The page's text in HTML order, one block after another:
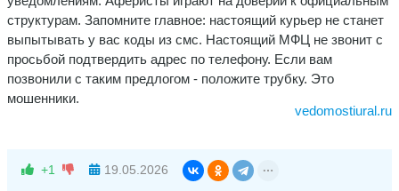
структурам. Запомните главное: настоящий курьер не станет
выпытывать у вас коды из смс. Настоящий МФЦ не звонит с
просьбой подтвердить адрес по телефону. Если вам
позвонили с таким предлогом - положите трубку. Это
мошенники.
vedomostiural.ru
+1 19.05.2026